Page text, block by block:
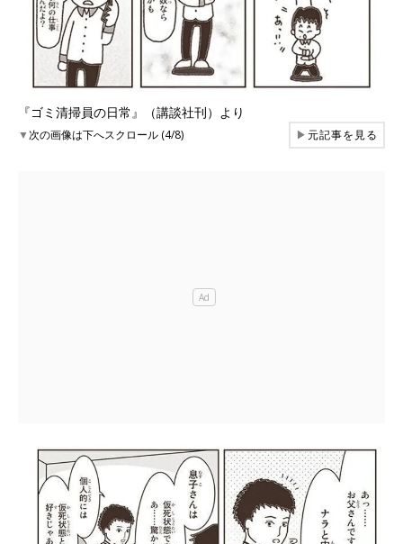
『ゴミ清掃員の日常』（講談社刊）より
▼次の画像は下へスクロール (4/8) ▶元記事を見る